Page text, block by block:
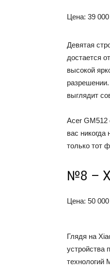
Цена: 39
Девятая
достается
высокой
выглядит
Acer GM512
вас
только тот
№8 –
Цена: 50
Глядя на
устройства
технологий